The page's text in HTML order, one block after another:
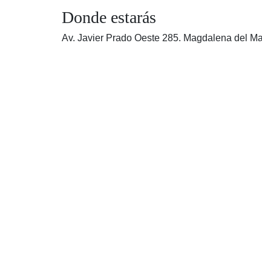
Donde estarás
Av. Javier Prado Oeste 285. Magdalena del